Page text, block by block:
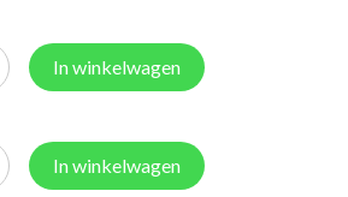
In winkelwagen
In winkelwagen